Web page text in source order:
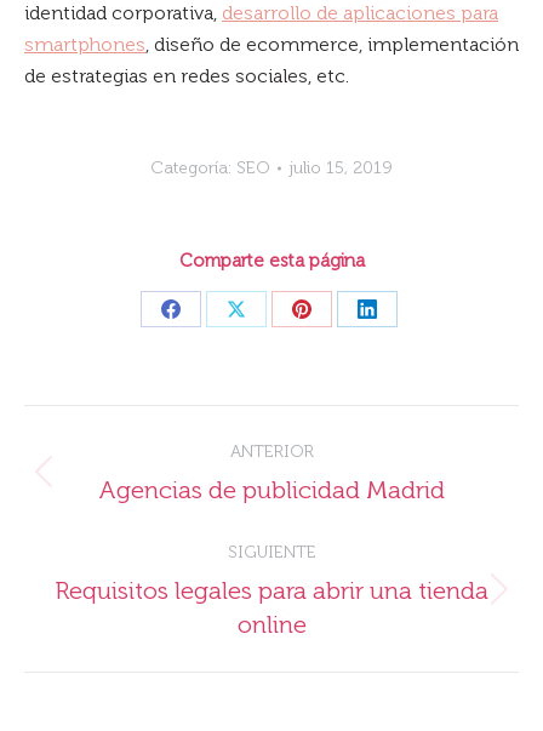
identidad corporativa, desarrollo de aplicaciones para
smartphones, diseño de ecommerce, implementación
de estrategias en redes sociales, etc.
Categoría: SEO julio 15, 2019
Comparte esta página
Share
Share
Share
Share
Navegación
entre
publicaciones
ANTERIOR
Publicación
Agencias de publicidad Madrid
SIGUIENTE
Publicación
siguiente:
Requisitos legales para abrir una tienda
online